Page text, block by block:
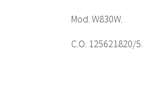
Mod. W830W.
C.O. 125621820/5.